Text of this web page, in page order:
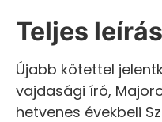
Teljes leírás
Újabb kötettel
vajdasági író,
hetvenes évekbeli